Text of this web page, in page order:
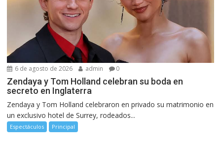
6 de agosto de 2026 admin 0
Zendaya y Tom Holland celebran su boda en
secreto en Inglaterra
Zendaya y Tom Holland celebraron en privado su matrimonio en
un exclusivo hotel de Surrey, rodeados...
Espectáculos Principal